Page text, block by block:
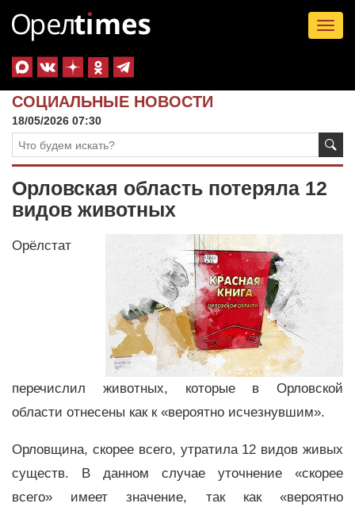
СОЦИАЛЬНЫЕ НОВОСТИ
18/05/2026 07:30
Орловская область потеряла 12
видов животных
Орёлстат
перечислил животных, которые в Орловской
области отнесены как к «вероятно исчезнувшим».
Орловщина, скорее всего, утратила 12 видов живых
существ. В данном случае уточнение «скорее
всего» имеет значение, так как «вероятно